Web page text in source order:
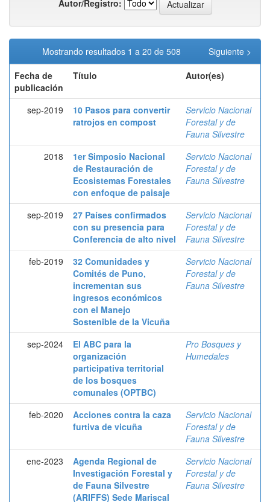
Autor/Registro:
Mostrando resultados 1 a 20 de 508
Siguiente >
Fecha de
publicación
Título Autor(es)
sep-2019
10 Pasos para convertir
ratrojos en compost
Servicio Nacional
Forestal y de
Fauna Silvestre
2018
1er Simposio Nacional
de Restauración de
Ecosistemas Forestales
con enfoque de paisaje
Servicio Nacional
Forestal y de
Fauna Silvestre
sep-2019
27 Países confirmados
con su presencia para
Conferencia de alto nivel
Servicio Nacional
Forestal y de
Fauna Silvestre
feb-2019
32 Comunidades y
Comités de Puno,
incrementan sus
ingresos económicos
con el Manejo
Sostenible de la Vicuña
Servicio Nacional
Forestal y de
Fauna Silvestre
sep-2024
El ABC para la
organización
participativa territorial
de los bosques
comunales (OPTBC)
Pro Bosques y
Humedales
feb-2020
Acciones contra la caza
furtiva de vicuña
Servicio Nacional
Forestal y de
Fauna Silvestre
ene-2023
Agenda Regional de
Investigación Forestal y
de Fauna Silvestre
(ARIFFS) Sede Mariscal
Servicio Nacional
Forestal y de
Fauna Silvestre